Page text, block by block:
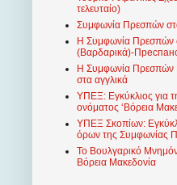
τελευταίο)
Συμφωνία Πρεσπών
Η Συμφωνία Πρεσπών
(Βαρδαρικά)-
Η Συμφωνία Πρεσπών
στα αγγλικά
ΥΠΕΞ: Εγκύκλιος για
ονόματος ‘Βόρεια
ΥΠΕΞ Σκοπίων:
όρων της Συμφωνίας
Το Βουλγαρικό
Βόρεια Μακεδονία